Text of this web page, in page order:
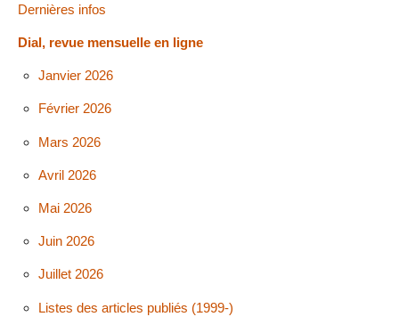
Dernières infos
Dial, revue mensuelle en ligne
Janvier 2026
Février 2026
Mars 2026
Avril 2026
Mai 2026
Juin 2026
Juillet 2026
Listes des articles publiés (1999-)